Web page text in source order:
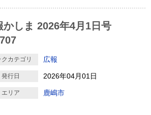
かしま 2026年4月1日号
クカテゴリ 広報
発行日 2026年04月01日
エリア 鹿嶋市